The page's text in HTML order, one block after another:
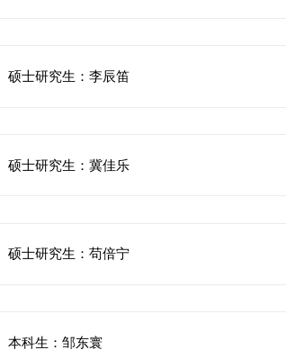
硕士研究生：李辰笛
硕士研究生：冀佳乐
硕士研究生：苟倍宁
本科生：邹东寰